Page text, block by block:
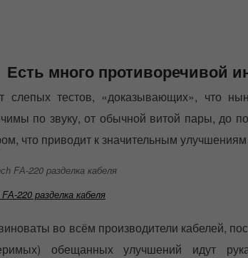
Есть много противоречивой
слепых тестов, «доказывающих», что
по звуку, от обычной витой пары, до
что приводит к значительным улучшениям
220 разделка кабеля
во всём производители кабелей,
обещанных улучшений идут